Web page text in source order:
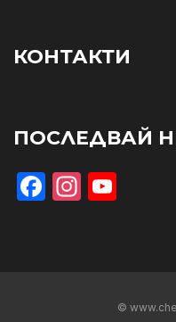
КОНТАКТИ
ПОСЛЕДВАЙ
Facebook
©